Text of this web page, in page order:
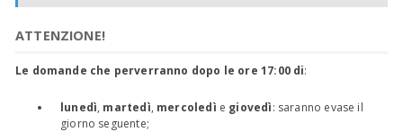
ATTENZIONE!
Le domande che perverranno dopo le ore 17:00 di:
lunedì, martedì, mercoledì e giovedì: saranno evase il
giorno seguente;